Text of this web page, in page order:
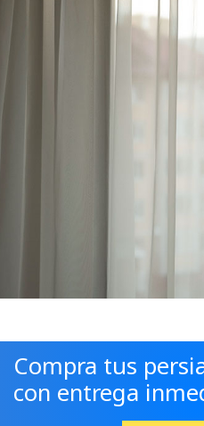
VER
Compra tus
con entrega